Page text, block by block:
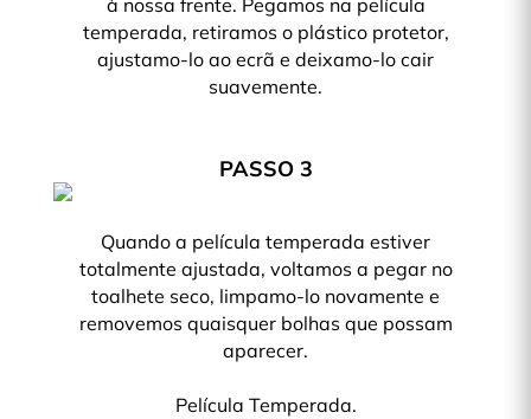
à nossa frente. Pegamos na película
temperada, retiramos o plástico protetor,
ajustamo-lo ao ecrã e deixamo-lo cair
suavemente.
PASSO 3
Quando a película temperada estiver
totalmente ajustada, voltamos a pegar no
toalhete seco, limpamo-lo novamente e
removemos quaisquer bolhas que possam
aparecer.
Película Temperada.